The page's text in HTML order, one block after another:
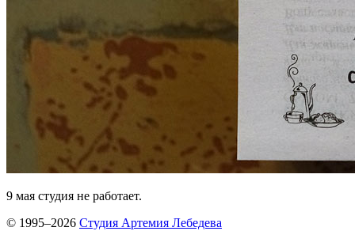
9 мая студия не работает.
© 1995–2026 Студия Артемия Лебедева